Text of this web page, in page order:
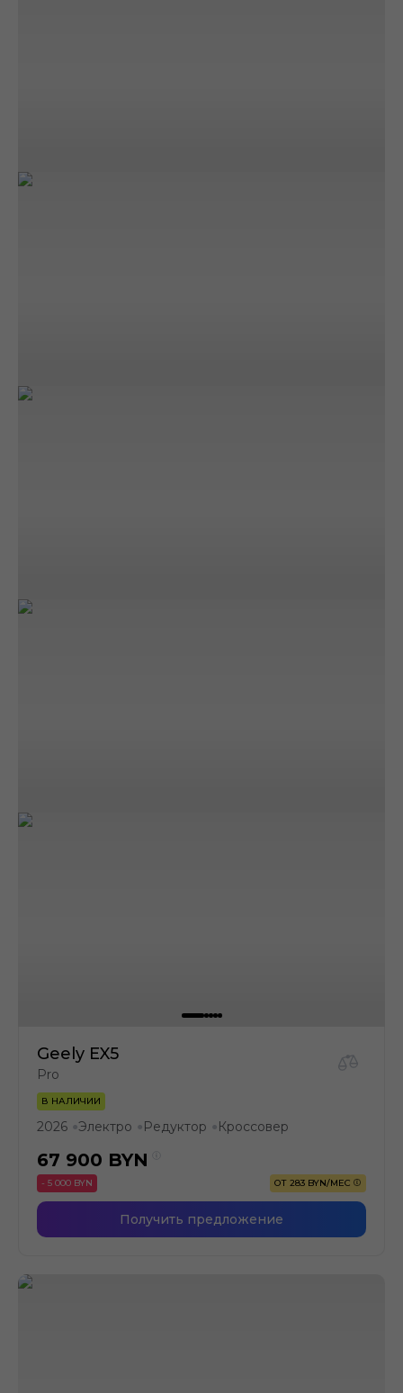
Geely EX5
Pro
В НАЛИЧИИ
2026 ●Электро ● Редуктор ● Кроссовер
67 900 BYN
- 5 000 BYN ОТ 283 BYN/МЕС
Получить предложение